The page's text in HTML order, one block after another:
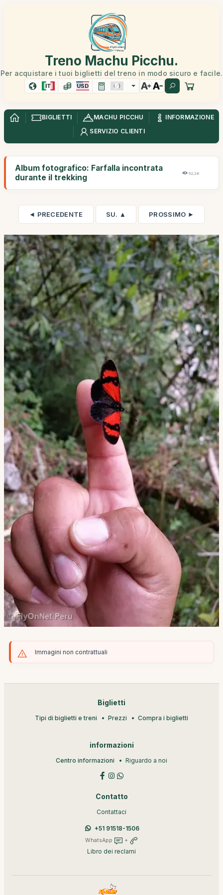
Treno Machu Picchu.
Per acquistare i tuoi biglietti del treno in modo sicuro e facile.
IT USD
BIGLIETTI MACHU PICCHU
INFORMAZIONE
SERVIZIO CLIENTI
Album fotografico: Farfalla incontrata
durante il trekking
52,3K
◄ PRECEDENTE SU. ▲ PROSSIMO ►
Immagini non contrattuali
Biglietti
Tipi di biglietti e treni Prezzi Compra i biglietti
informazioni
Centro informazioni Riguardo a noi
Contatto
Contattaci
+51 91518-1506
WhatsApp +
Libro dei reclami